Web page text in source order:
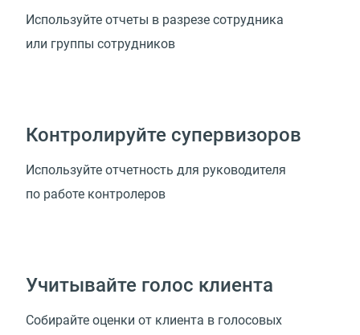
Используйте отчеты в разрезе сотрудника
или группы сотрудников
Контролируйте супервизоров
Используйте отчетность для руководителя
по работе контролеров
Учитывайте голос клиента
Собирайте оценки от клиента в голосовых